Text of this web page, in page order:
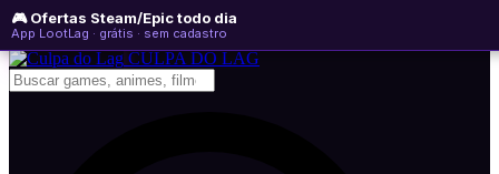
🎮 Ofertas Steam/Epic todo dia
App LootLag · grátis · sem cadastro
sábado, 08 de agosto de 2026 WhatsApp
Newsletter
CULPA DO LAG